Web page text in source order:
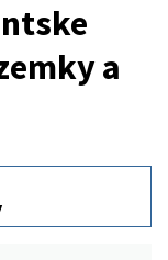
a